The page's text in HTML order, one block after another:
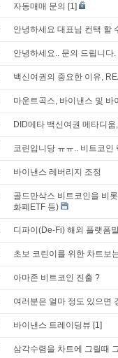
자동매매 문의 [1]
안녕하세요 대표님 컨택 할
안녕하세요.. 문의 드립니다.
백신여권의 중요한 이유,
마운트곡스, 바이낸스 및
DID메타 백신여권 메타디
코린입니당 ㅠㅠ.. 비트코
바이낸스 레버리지 조정
골드만삭스 비트코인을 비
화폐ETF 등)
디파이(De-Fi) 해외 플랫폼
초보 코린이를 위한 차트보
아마존 비트코인 진출 ?
여러분은 얼마 정도 있으면
바이낸스 트레이딩뷰 [1]
삼각수렴을 차트에 그릴때